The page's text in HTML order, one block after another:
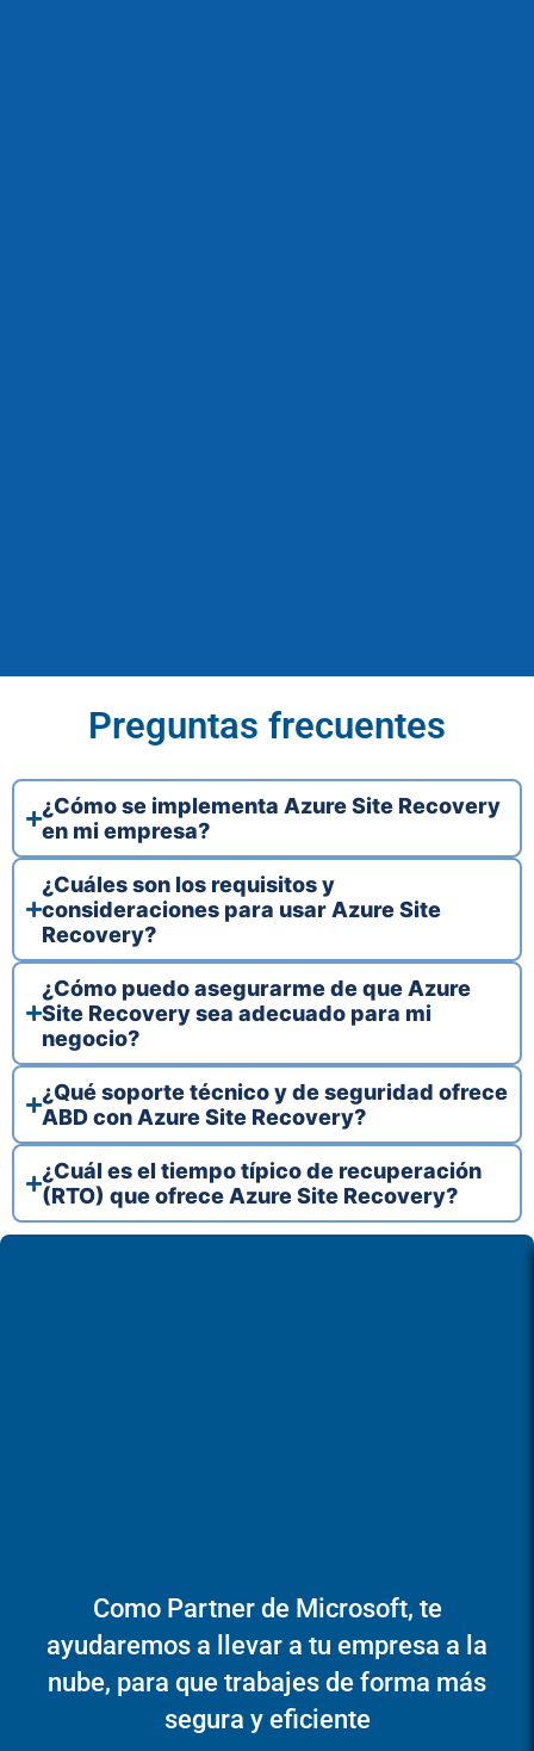
Preguntas frecuentes
¿Cómo se implementa Azure Site Recovery
en mi empresa?
¿Cuáles son los requisitos y
consideraciones para usar Azure Site
Recovery?
¿Cómo puedo asegurarme de que Azure
Site Recovery sea adecuado para mi
negocio?
¿Qué soporte técnico y de seguridad ofrece
ABD con Azure Site Recovery?
¿Cuál es el tiempo típico de recuperación
(RTO) que ofrece Azure Site Recovery?
Como Partner de Microsoft, te
ayudaremos a llevar a tu empresa a la
nube, para que trabajes de forma más
segura y eficiente